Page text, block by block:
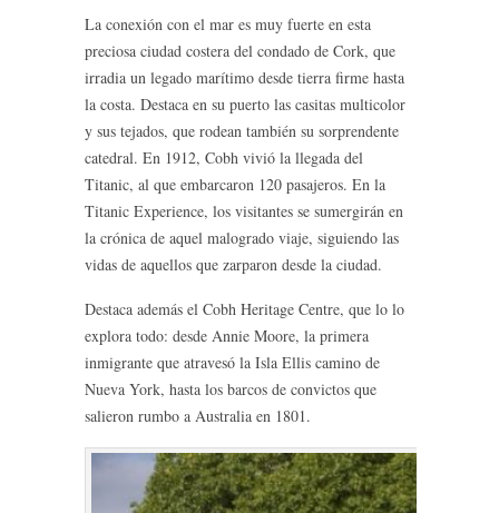
La conexión con el mar es muy fuerte en esta
preciosa ciudad costera del condado de Cork, que
irradia un legado marítimo desde tierra firme hasta
la costa. Destaca en su puerto las casitas multicolor
y sus tejados, que rodean también su sorprendente
catedral. En 1912, Cobh vivió la llegada del
Titanic, al que embarcaron 120 pasajeros. En la
Titanic Experience, los visitantes se sumergirán en
la crónica de aquel malogrado viaje, siguiendo las
vidas de aquellos que zarparon desde la ciudad.
Destaca además el Cobh Heritage Centre, que lo lo
explora todo: desde Annie Moore, la primera
inmigrante que atravesó la Isla Ellis camino de
Nueva York, hasta los barcos de convictos que
salieron rumbo a Australia en 1801.